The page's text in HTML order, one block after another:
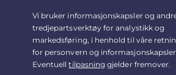
Your choice:The Best Dealfor 1.5-years